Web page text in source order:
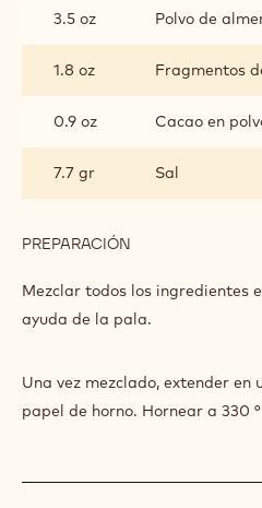
3.5 oz Polvo de
1.8 oz Fragmentos
0.9 oz Cacao en
7.7 gr Sal
PREPARACIÓN
NIBS
CACAO
Y
CASTAÑA
Mezclar todos los ingredientes
ayuda de la pala.
Una vez mezclado, extender
papel de horno. Hornear a 330